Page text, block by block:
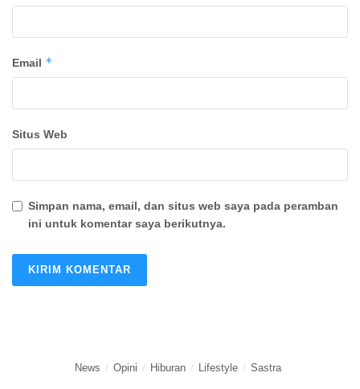
Email *
Situs Web
Simpan nama, email, dan situs web saya pada peramban
ini untuk komentar saya berikutnya.
News Opini Hiburan Lifestyle Sastra